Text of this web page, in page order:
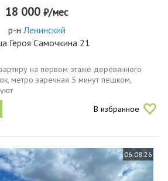
18 000 ₽/мес
р-н Ленинский
Героя Самочкина 21
на первом этаже деревянного
метро заречная 5 минут пешком,
В избранное
06.08.26